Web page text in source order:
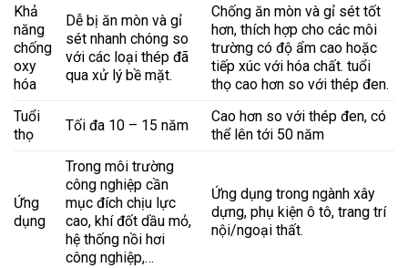
Khả
năng
chống
oxy
hóa
Dễ bị ăn mòn và gỉ
sét nhanh chóng so
với các loại thép đã
qua xử lý bề mặt.
Chống ăn mòn và gỉ sét tốt
hơn, thích hợp cho các môi
trường có độ ẩm cao hoặc
tiếp xúc với hóa chất. tuổi
thọ cao hơn so với thép đen.
Tuổi
thọ
Tối đa 10 – 15 năm
Cao hơn so với thép đen, có
thể lên tới 50 năm
Ứng
dụng
Trong môi trường
công nghiệp cần
mục đích chịu lực
cao, khí đốt dầu mỏ,
hệ thống nồi hơi
công nghiệp,…
Ứng dụng trong ngành xây
dựng, phụ kiện ô tô, trang trí
nội/ngoại thất.